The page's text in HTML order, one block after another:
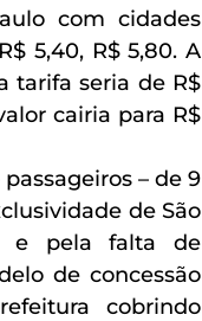
com cidades
5,40, R$ 5,80. A
tarifa seria de R$
cairia para R$
– de 9
de São
e pela falta de
de concessão
cobrindo